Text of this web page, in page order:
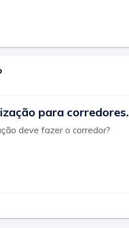
para corredores.
deve fazer o corredor?